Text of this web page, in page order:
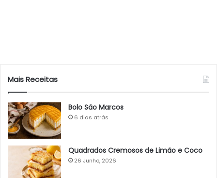
Mais Receitas
Bolo São Marcos
6 dias atrás
Quadrados Cremosos de Limão e Coco
26 Junho, 2026